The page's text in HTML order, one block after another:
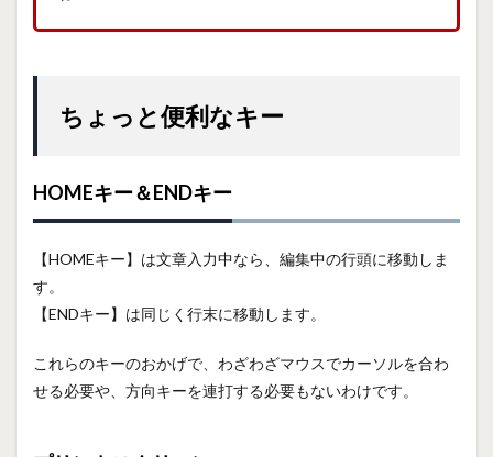
ちょっと便利なキー
HOMEキー＆ENDキー
【HOMEキー】は文章入力中なら、編集中の行頭に移動しま
す。
【ENDキー】は同じく行末に移動します。
これらのキーのおかげで、わざわざマウスでカーソルを合わ
せる必要や、方向キーを連打する必要もないわけです。